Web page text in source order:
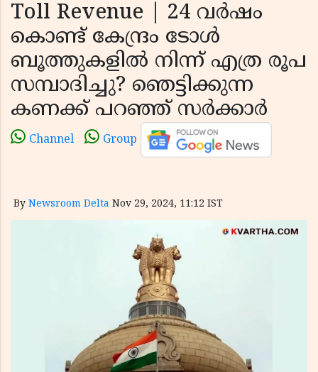
Toll Revenue | 24 വർഷം
കൊണ്ട് കേന്ദ്രം ടോൾ
ബൂത്തുകളിൽ നിന്ന് എത്ര രൂപ
സമ്പാദിച്ചു? ഞെട്ടിക്കുന്ന
കണക്ക് പറഞ്ഞ് സർക്കാർ
Channel Group
By Newsroom Delta Nov 29, 2024, 11:12 IST